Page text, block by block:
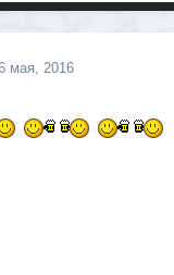
мая, 2016